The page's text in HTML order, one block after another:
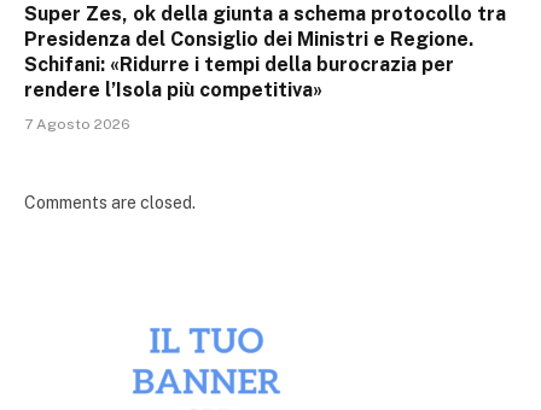
Super Zes, ok della giunta a schema protocollo tra
Presidenza del Consiglio dei Ministri e Regione.
Schifani: «Ridurre i tempi della burocrazia per
rendere l’Isola più competitiva»
7 Agosto 2026
Comments are closed.